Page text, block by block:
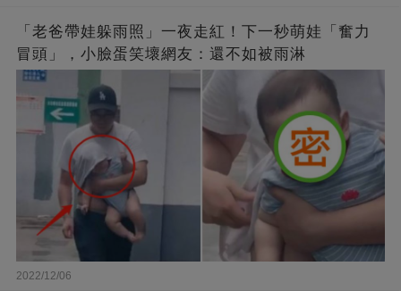
「老爸帶娃躲雨照」一夜走紅！下一秒萌娃「奮力
冒頭」，小臉蛋笑壞網友：還不如被雨淋
2022/12/06